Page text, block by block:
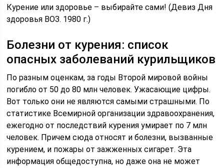
Курение или здоровье – выбирайте сами! (Девиз Дня
здоровья ВОЗ. 1980 г.)
Болезни от курения: список
опасных заболеваний курильщиков
По разным оценкам, за годы Второй мировой войны
погибло от 50 до 80 млн человек. Ужасающие цифры.
Вот только они не являются самыми страшными. По
статистике Всемирной организации здравоохранения,
ежегодно от последствий курения умирает по 7 млн
человек. Причем сюда относят и болезни, вызванные
курением, и пожары от зажженных сигарет. Эта
информация общедоступна, но даже она не может